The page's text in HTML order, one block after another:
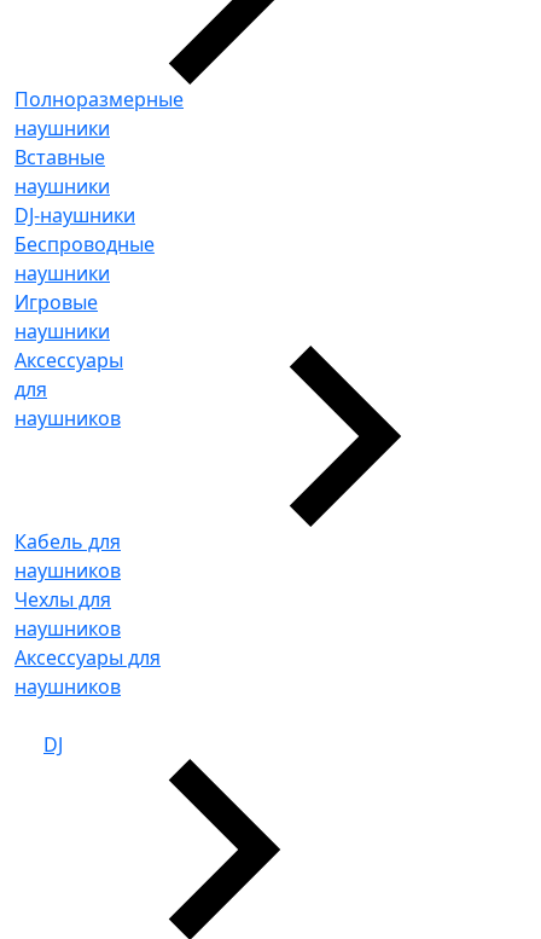
Полноразмерные
наушники
Вставные
наушники
DJ-наушники
Беспроводные
наушники
Игровые
наушники
Аксессуары
для
наушников
Кабель для
наушников
Чехлы для
наушников
Аксессуары для
наушников
DJ